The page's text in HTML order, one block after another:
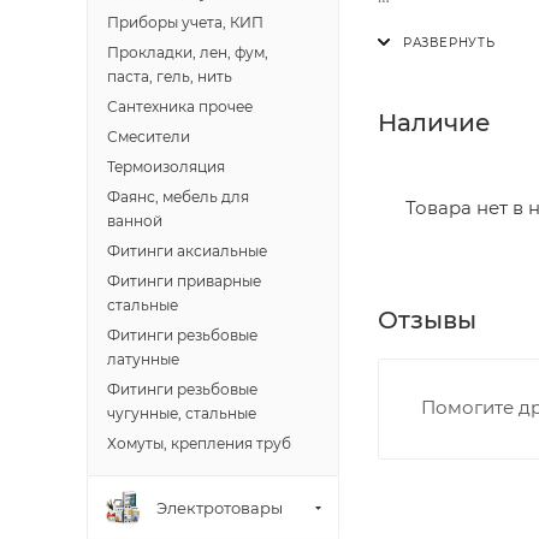
Итоговая
- количества
• Ленина - 65
• Профсоюзная
Наличие
Товара нет в
Отзывы
Помогите
Приборы учета, КИП
Прокладки, лен, фум,
паста, гель, нить
Сантехника прочее
Смесители
Термоизоляция
Фаянс, мебель для
ванной
Фитинги аксиальные
Фитинги приварные
стальные
Фитинги резьбовые
латунные
Фитинги резьбовые
чугунные, стальные
Хомуты, крепления труб
Электротовары